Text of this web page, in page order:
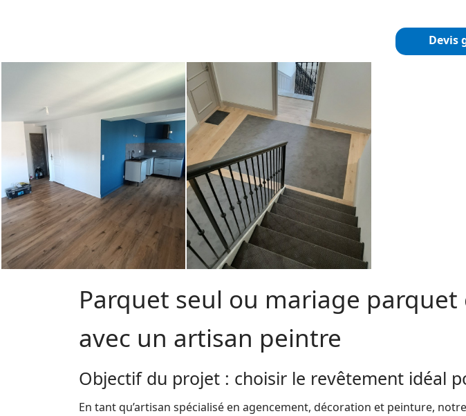
Devis
Parquet seul ou mariage
avec un artisan peintre
Objectif du projet : choisir le revêtement idéal
En tant qu’artisan spécialisé en agencement, décoration et peinture,